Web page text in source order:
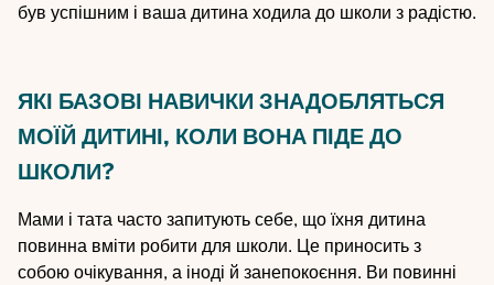
був успішним і ваша дитина ходила до школи з радістю.
ЯКІ БАЗОВІ НАВИЧКИ ЗНАДОБЛЯТЬСЯ
МОЇЙ ДИТИНІ, КОЛИ ВОНА ПІДЕ ДО
ШКОЛИ?
Мами і тата часто запитують себе, що їхня дитина
повинна вміти робити для школи. Це приносить з
собою очікування, а іноді й занепокоєння. Ви повинні